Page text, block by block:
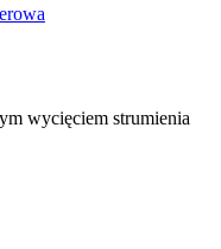
wycięciem strumienia